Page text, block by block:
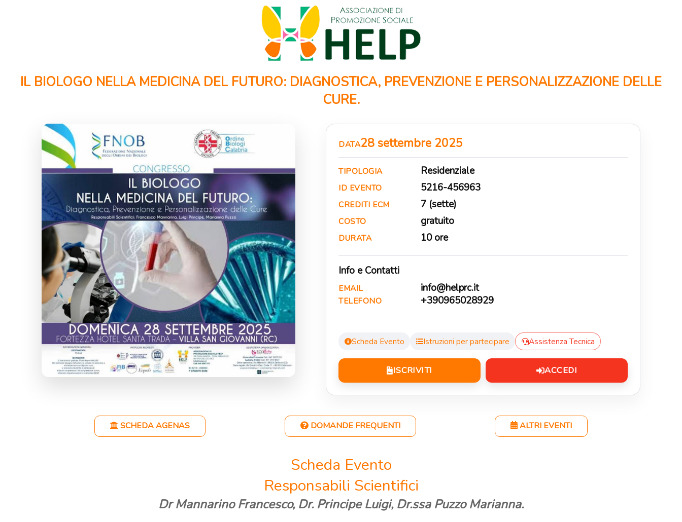
IL BIOLOGO NELLA MEDICINA DEL FUTURO: DIAGNOSTICA, PREVENZIONE E PERSONALIZZAZIONE DELLE
CURE.
DATA28 settembre 2025
TIPOLOGIA Residenziale
ID EVENTO 5216-456963
CREDITI ECM 7 (sette)
COSTO gratuito
DURATA 10 ore
Info e Contatti
EMAIL info@helprc.it
TELEFONO +390965028929
Scheda Evento Istruzioni per partecipare Assistenza Tecnica
ISCRIVITI ACCEDI
SCHEDA AGENAS DOMANDE FREQUENTI ALTRI EVENTI
Scheda Evento
Responsabili Scientifici
Dr Mannarino Francesco, Dr. Principe Luigi, Dr.ssa Puzzo Marianna.